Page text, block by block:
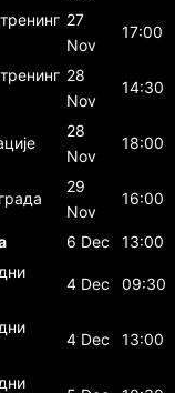
27
Nov
17:00
28
Nov
14:30
28
Nov
18:00
29
Nov
16:00
6 Dec
13:00
4 Dec 09:30
4 Dec 13:00